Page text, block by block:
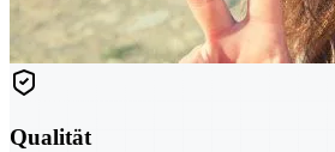
Qualität